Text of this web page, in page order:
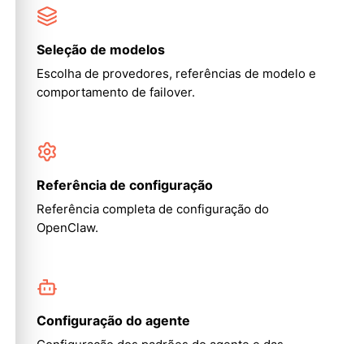
Seleção de modelos
Escolha de provedores, referências de modelo e
comportamento de failover.
Referência de configuração
Referência completa de configuração do
OpenClaw.
Configuração do agente